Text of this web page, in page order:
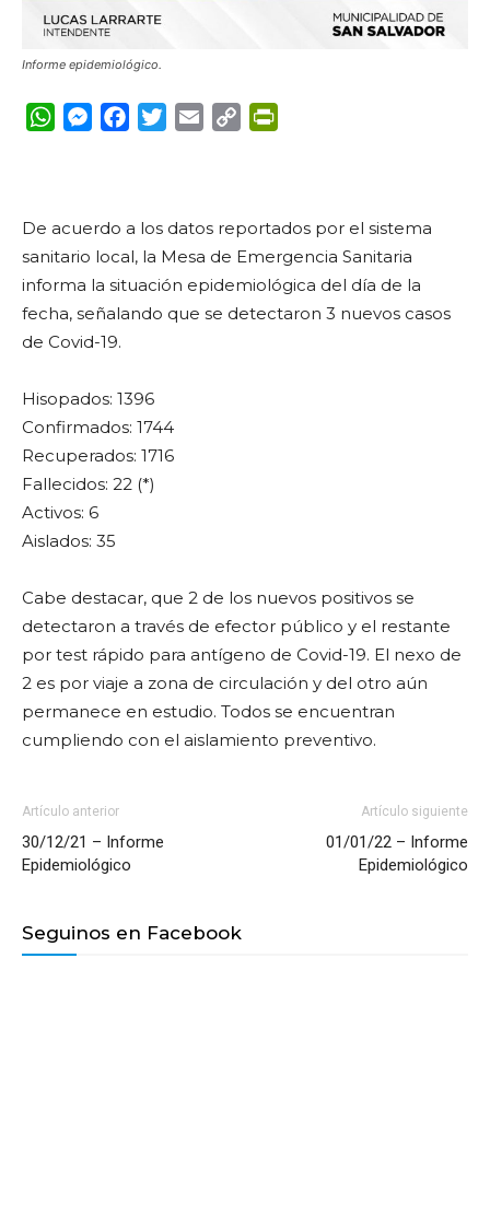
Informe epidemiológico.
WhatsApp
Messenger
FacebookTwitterEmail Copy
De acuerdo a los datos reportados por el sistema
sanitario local, la Mesa de Emergencia Sanitaria
informa la situación epidemiológica del día de la
fecha, señalando que se detectaron 3 nuevos casos
de Covid-19.
Hisopados: 1396
Confirmados: 1744
Recuperados: 1716
Fallecidos: 22 (*)
Activos: 6
Aislados: 35
Cabe destacar, que 2 de los nuevos positivos se
detectaron a través de efector público y el restante
por test rápido para antígeno de Covid-19. El nexo de
2 es por viaje a zona de circulación y del otro aún
permanece en estudio. Todos se encuentran
cumpliendo con el aislamiento preventivo.
Artículo anterior
30/12/21 – Informe
Epidemiológico
Artículo siguiente
01/01/22 – Informe
Epidemiológico
Seguinos en Facebook